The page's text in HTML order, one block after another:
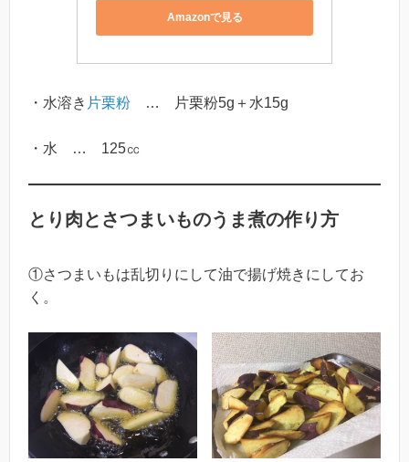
Amazonで見る
・水溶き 片栗粉 … 片栗粉5g＋水15g
・水 … 125㏄
とり肉とさつまいものうま煮の作り方
①さつまいもは乱切りにして油で揚げ焼きにしてお
く。